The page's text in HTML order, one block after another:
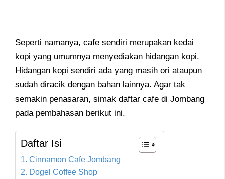
Seperti namanya, cafe sendiri merupakan kedai
kopi yang umumnya menyediakan hidangan kopi.
Hidangan kopi sendiri ada yang masih ori ataupun
sudah diracik dengan bahan lainnya. Agar tak
semakin penasaran, simak daftar cafe di Jombang
pada pembahasan berikut ini.
Daftar Isi
1. Cinnamon Cafe Jombang
2. Dogel Coffee Shop